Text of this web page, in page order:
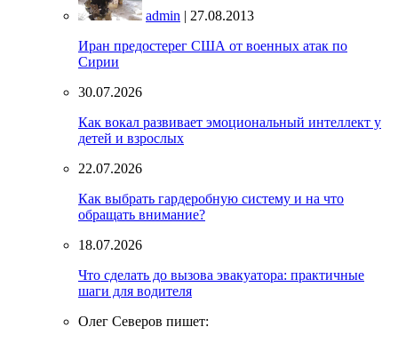
admin | 27.08.2013
Иран предостерег США от военных атак по
Сирии
30.07.2026
Как вокал развивает эмоциональный интеллект у
детей и взрослых
22.07.2026
Как выбрать гардеробную систему и на что
обращать внимание?
18.07.2026
Что сделать до вызова эвакуатора: практичные
шаги для водителя
Олег Северов пишет: